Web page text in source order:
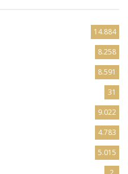
14.884
8.258
8.591
31
9.022
4.783
5.015